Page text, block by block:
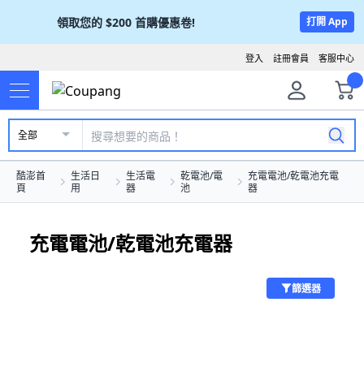
領取您的 $200 首購優惠卷! 打開 App
客服中心
註冊會員
登入
全部
酷澎首
頁
生活日
用
生活電
器
乾電池/電
池
充電電池/乾電池充電
器
充電電池/乾電池充電器
篩選器